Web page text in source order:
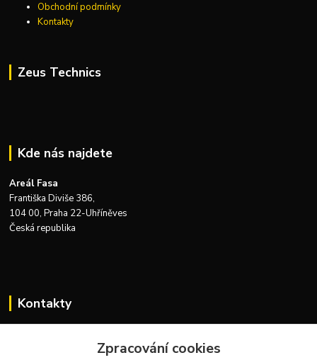
Obchodní podmínky
Kontakty
Zeus Technics
Kde nás najdete
Areál Fasa
Františka Diviše 386,
104 00, Praha 22-Uhříněves
Česká republika
Kontakty
+420 732 915 376Zpracování cookies